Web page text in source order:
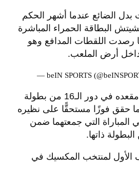
بدل الضائع عندما أشهر الحكم
البطاقة الحمراء المباشرة
رصدت اللقطات المدافع وهو
داخل أرض الملعب.
— beIN SPORTS
حجز منتخب المكسيك مقعده في دور الـ16 من بطولة
2026، بعدما حقق فوزًا مستحقًّا على نظيره
بنتيجة 2-0، في المباراة التي جمعتهما ضمن
الأول لمنتخب المكسيك في